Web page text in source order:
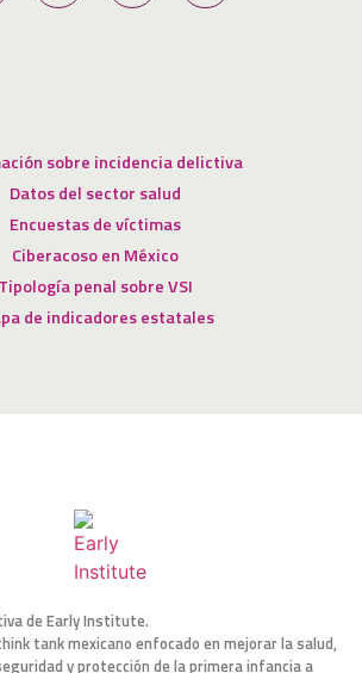
sobre incidencia delictiva
Datos del sector salud
Encuestas de víctimas
Ciberacoso en México
Tipología penal sobre VSI
de indicadores estatales
de Early Institute.
tank mexicano enfocado en mejorar la salud,
y protección de la primera infancia a